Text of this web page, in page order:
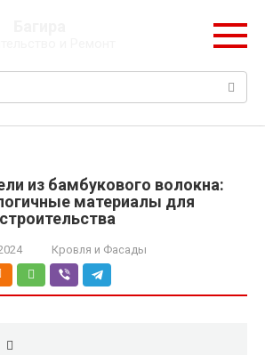
из бамбукового волокна:
материалы для
Кровля и Фасады